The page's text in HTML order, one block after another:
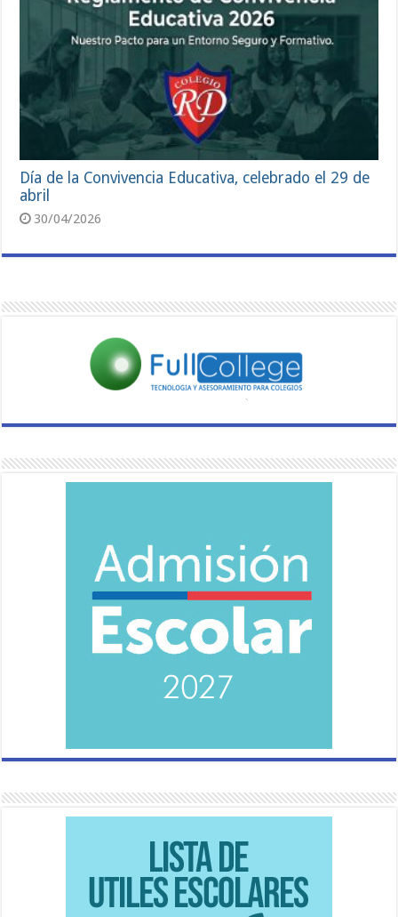
Día de la Convivencia Educativa, celebrado el 29 de
abril
30/04/2026